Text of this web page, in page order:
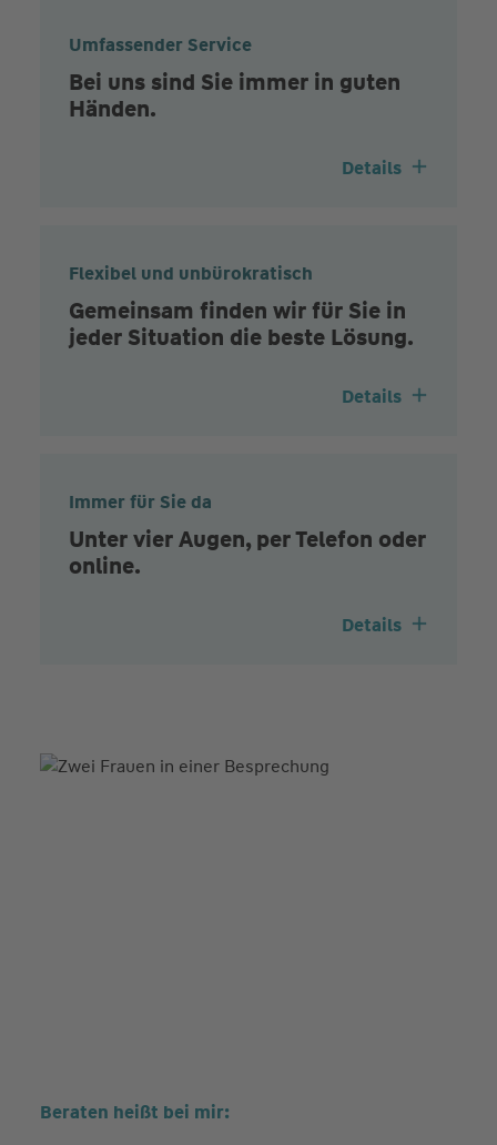
Umfassender Service
Bei uns sind Sie immer in guten
Händen.
Details
Flexibel und unbürokratisch
Gemeinsam finden wir für Sie in
jeder Situation die beste Lösung.
Details
Immer für Sie da
Unter vier Augen, per Telefon oder
online.
Details
Beraten heißt bei mir: